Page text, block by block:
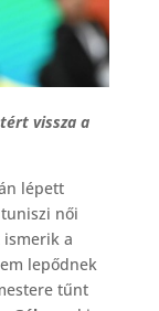
vissza a
lépett
női
a
lepődnek
tűnt